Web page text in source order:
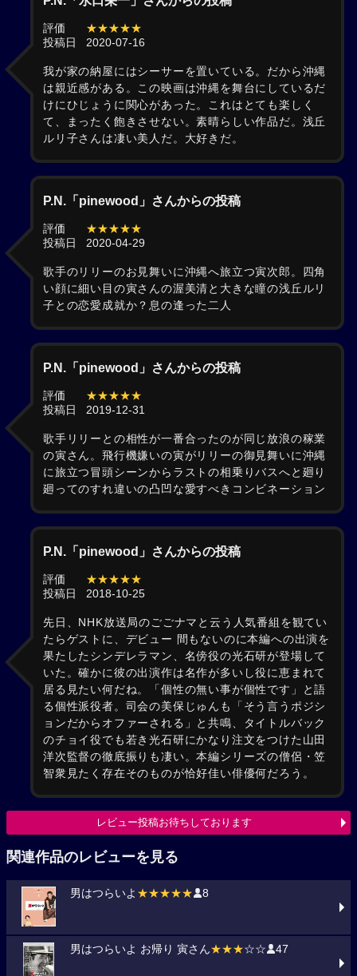
評価
★★★★★
投稿日
2020-07-16
我が家の納屋にはシーサーを置いている。だから沖縄
は親近感がある。この映画は沖縄を舞台にしているだ
けにひじょうに関心があった。これはとても楽しく
て、まったく飽きさせない。素晴らしい作品だ。浅丘
ルリ子さんは凄い美人だ。大好きだ。
P.N.「pinewood」さんからの投稿
評価
★★★★★
投稿日
2020-04-29
歌手のリリーのお見舞いに沖縄へ旅立つ寅次郎。四角
い顔に細い目の寅さんの渥美清と大きな瞳の浅丘ルリ
子との恋愛成就か？息の逢った二人
P.N.「pinewood」さんからの投稿
評価
★★★★★
投稿日
2019-12-31
歌手リリーとの相性が一番合ったのが同じ放浪の稼業
の寅さん。飛行機嫌いの寅がリリーの御見舞いに沖縄
に旅立つ冒頭シーンからラストの相乗りバスへと廻り
廻ってのすれ違いの凸凹な愛すべきコンビネーション
P.N.「pinewood」さんからの投稿
評価
★★★★★
投稿日
2018-10-25
先日、NHK放送局のごごナマと云う人気番組を観てい
たらゲストに、デビュー 間もないのに本編への出演を
果たしたシンデレラマン、名傍役の光石研が登場して
いた。確かに彼の出演作は名作が多いし役に恵まれて
居る見たい何だね。「個性の無い事が個性です」と語
る個性派役者。司会の美保じゅんも「そう言うポジシ
ョンだからオファーされる」と共鳴、タイトルバック
のチョイ役でも若き光石研にかなり注文をつけた山田
洋次監督の徹底振りも凄い。本編シリーズの僧侶・笠
智衆見たく存在そのものが恰好佳い俳優何だろう。
レビュー投稿お待ちしております
関連作品のレビューを見る
男はつらいよ ★★★★★ 8
男はつらいよ お帰り 寅さん★★★☆☆ 47